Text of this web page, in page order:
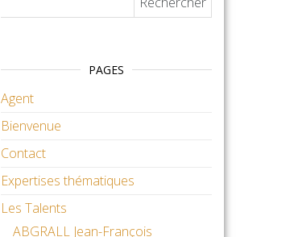
PAGES
Agent
Bienvenue
Contact
Expertises thématiques
Les Talents
ABGRALL Jean-François